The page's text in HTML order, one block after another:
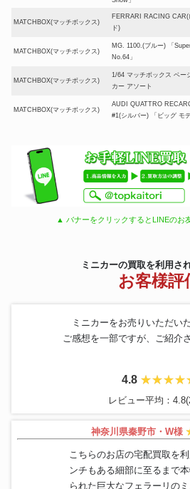
MATCHBOX(マッチボックス)
FERRARI RACING CAR(
ド)
MATCHBOX(マッチボックス)
MG. 1100.(ブルー) 「
No.64」
MATCHBOX(マッチボックス)
1/64 マッチボックス ベー
カー アソート
MATCHBOX(マッチボックス)
AUDI QUATTRO
#1(シルバー) 「ビッグ モデ
▲ バナーをクリックするとLINEのお
ミニカーの買取を利用さ
お客様評
ミニカーをお売りいただい
ご感想を一部ですが、ご紹介
4.8
レビュー平均：
神奈川県秦野市・W様
こちらのお店の宅配買取を
ンチもある細部に至るまで
られた巨大なフェラーリの